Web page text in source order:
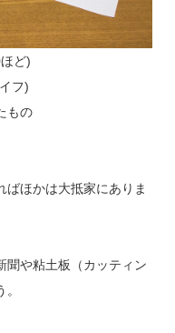
ど)
フ)
もの
ばほかは大抵家にありま
聞や粘土板（カッティン